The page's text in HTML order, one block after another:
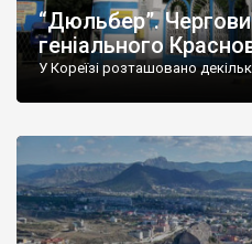
“Дюльбер”.
геніального
У Кореїзі розташовано